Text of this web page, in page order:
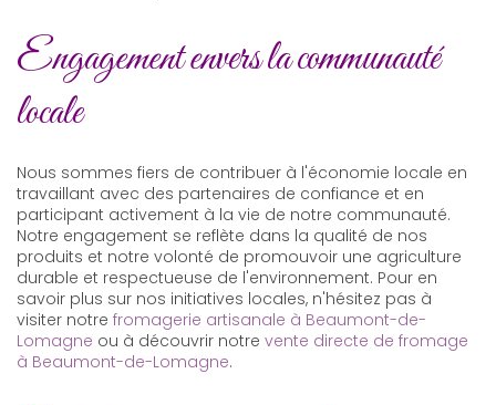
Engagement envers la communauté
locale
Nous sommes fiers de contribuer à l'économie locale en
travaillant avec des partenaires de confiance et en
participant activement à la vie de notre communauté.
Notre engagement se reflète dans la qualité de nos
produits et notre volonté de promouvoir une agriculture
durable et respectueuse de l'environnement. Pour en
savoir plus sur nos initiatives locales, n'hésitez pas à
visiter notre fromagerie artisanale à Beaumont-de-
Lomagne ou à découvrir notre vente directe de fromage
à Beaumont-de-Lomagne.